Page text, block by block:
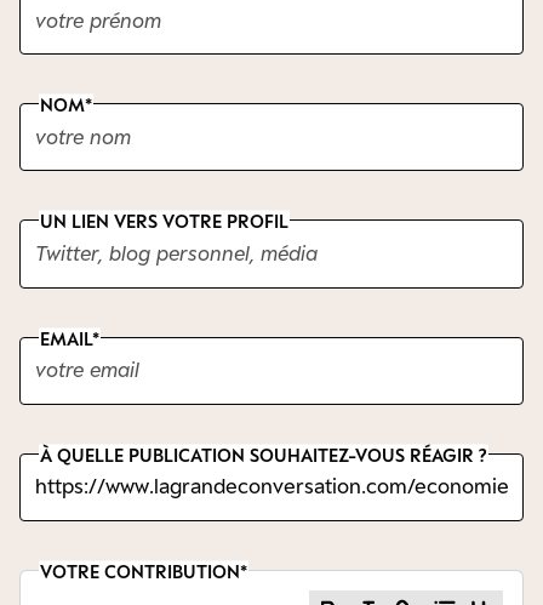
NOM
UN LIEN VERS VOTRE PROFIL
EMAIL
À QUELLE PUBLICATION SOUHAITEZ-VOUS RÉAGIR ?
VOTRE CONTRIBUTION